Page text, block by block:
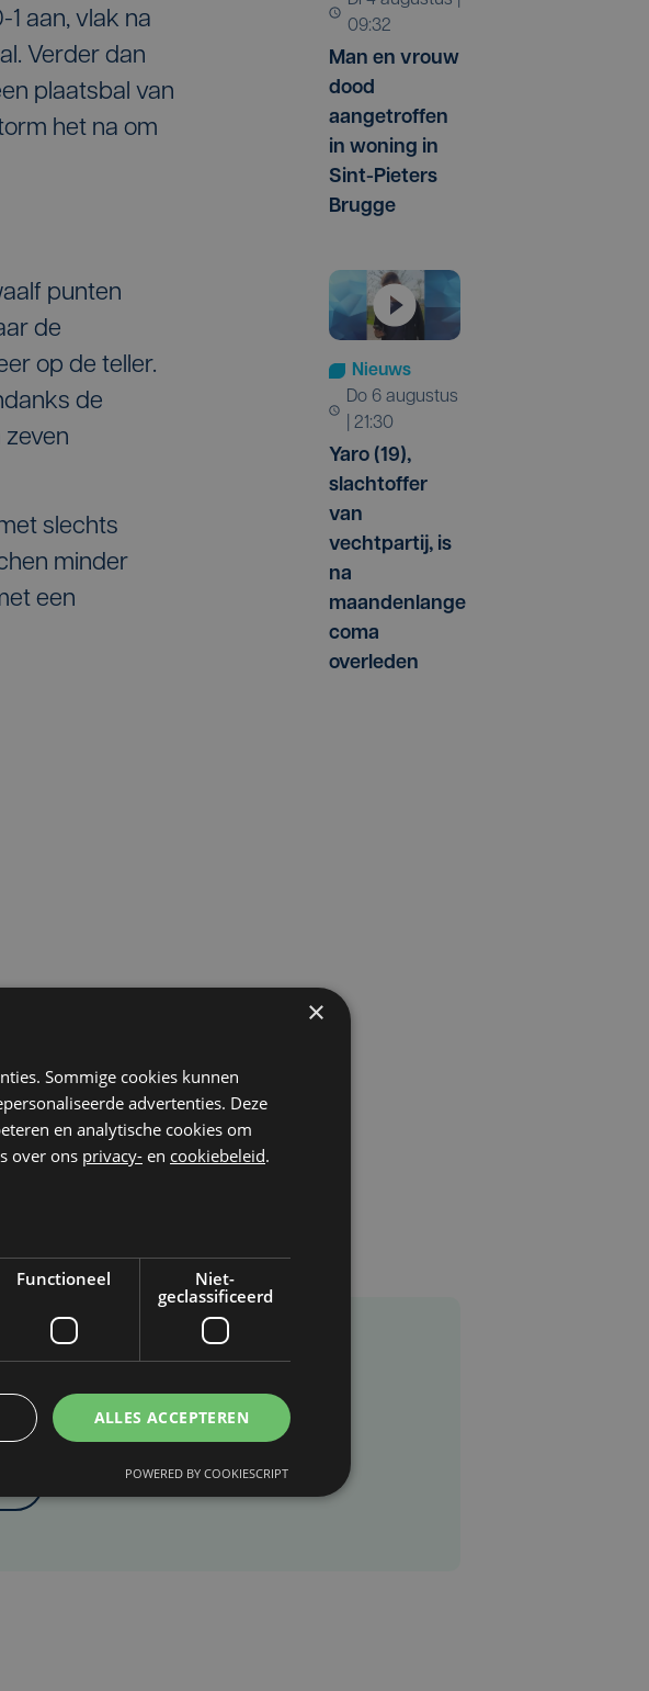
aan, vlak na
Verder dan
plaatsbal van
het na om
punten
de
op de teller.
de
slechts
minder
een
09:32
Man en vrouw
dood
aangetroffen
in woning in
Sint-Pieters
Brugge
Nieuws
do 6 augustus
| 21:30
Yaro (19),
slachtoffer
van
vechtpartij, is
na
maandenlange
coma
overleden
in dit artikel?
×
Sommige cookies kunnen
advertenties. Deze
en analytische cookies om
over ons privacy- en cookiebeleid.
Functioneel
Niet-
geclassificeerd
ALLES ACCEPTEREN
POWERED BY COOKIESCRIPT